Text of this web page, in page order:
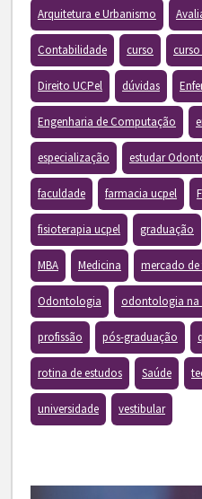
Arquitetura e Urbanismo
Contabilidade curso
Direito UCPel dúvidas
Engenharia de Computação
especialização estudar
faculdade farmacia ucpel
fisioterapia ucpel graduação
MBA Medicina mercado
Odontologia odontologia na
profissão pós-graduação
rotina de estudos Saúde
universidade vestibular